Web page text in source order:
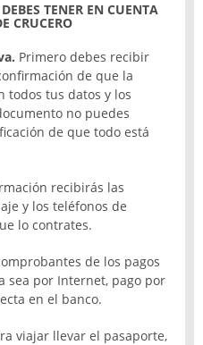
TENER EN CUENTA
CRUCERO
Primero debes recibir
de que la
todos tus datos y los
no puedes
de que todo está
recibirás las
y los teléfonos de
lo contrates.
de los pagos
sea por Internet, pago por
en el banco.
viajar llevar el pasaporte,